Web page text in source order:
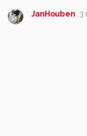
JanHouben 3